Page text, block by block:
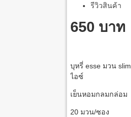
รีวิวสินค้า
650 บาท
บุหรี่esse มวนslim
ไอซ์
เย็นหอมกลมกล่อม
20 มวน/ซอง